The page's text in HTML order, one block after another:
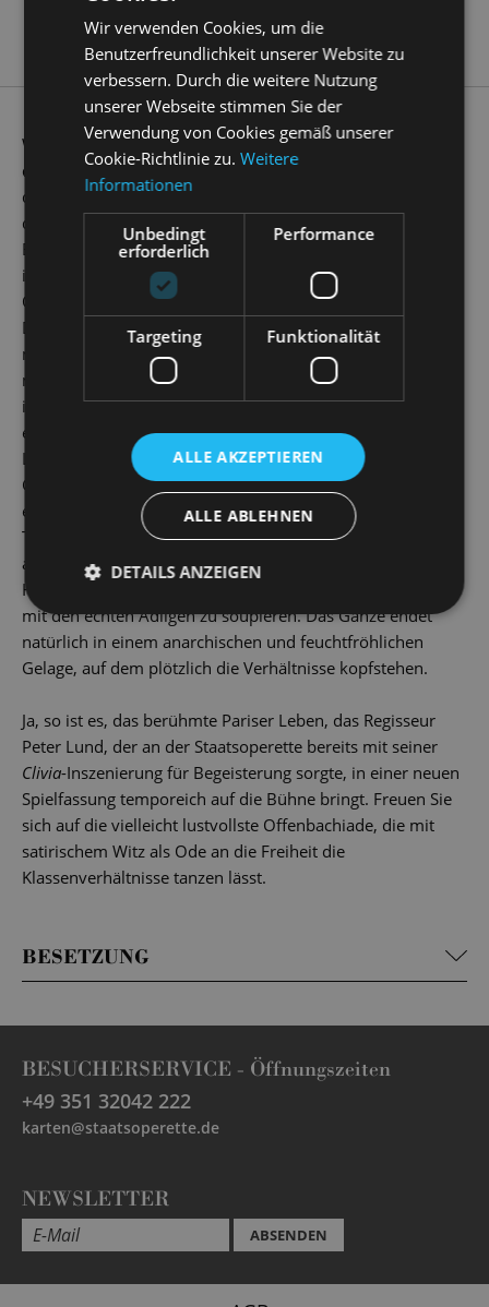
Weltausstellung, 1867: In den Straßen von Paris herrscht
dichtes Gedränge und alle Sprachen der Welt plappern um
die Wette. Unter Napoleon III. weht ein liberaler Wind, der
die Stadt zum sozialen Möglichkeitsraum werden lässt.
Bereits 1866 uraufgeführt, spielt Offenbachs
in der absoluten Gegenwart, denn die Weltausstellung ist
Ort und Zeit der Handlung.
Der reiche Lebemann Gardefeu hofft auf ein Stelldichein
mit der schönen schwedischen Baronin Gondremark, die
mit ihrem Mann – welcher sich vor allem für die Grisetten
in den Varietés interessiert – das pralle Großstadtleben
erkunden will. Um sich seine Chance auf ein
Liebesabenteuer nicht entgehen zu lassen, behauptet
Gardefeu kurzerhand, seine imposante Stadtwohnung sei
ein Grand Hotel, und quartiert das schwedische
Touristenpaar bei sich ein. Nur braucht ein echtes Hotel
auch Gäste! Deshalb schlüpfen die Dienstbot*innen des
Hauses in die Rollen feiner Herrschaften, um gemeinsam
mit den echten Adligen zu soupieren. Das Ganze endet
natürlich in einem anarchischen und feuchtfröhlichen
Gelage, auf dem plötzlich die Verhältnisse kopfstehen.
Ja, so ist es, das berühmte Pariser Leben, das Regisseur
Peter Lund, der an der Staatsoperette bereits mit seiner
Clivia-Inszenierung für Begeisterung sorgte, in einer neuen
Spielfassung temporeich auf die Bühne bringt. Freuen Sie
sich auf die vielleicht lustvollste Offenbachiade, die mit
satirischem Witz als Ode an die Freiheit die
Klassenverhältnisse tanzen lässt.
BESETZUNG
BESUCHERSERVICE - Öffnungszeiten
+49 351 32042 222
karten@staatsoperette.de
NEWSLETTER
ABSENDEN
Wir verwenden Cookies, um die
Benutzerfreundlichkeit unserer Website zu
verbessern. Durch die weitere Nutzung
unserer Webseite stimmen Sie der
Verwendung von Cookies gemäß unserer
Cookie-Richtlinie zu.Weitere
Informationen
Unbedingt
erforderlich
Performance
Targeting Funktionalität
ALLE AKZEPTIEREN
ALLE ABLEHNEN
DETAILS ANZEIGEN